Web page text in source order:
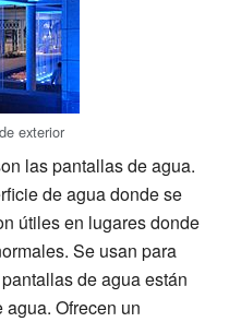
exterior
las pantallas de agua.
de agua donde se
útiles en lugares donde
Se usan para
de agua están
Ofrecen un